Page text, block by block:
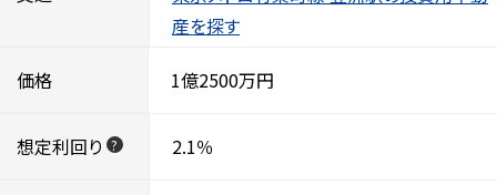
産を探す
価格 1億2500万円
想定利回り ? 2.1％